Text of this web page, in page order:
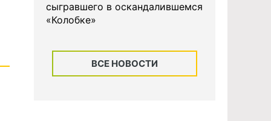
сыгравшего в оскандалившемся
«Колобке»
ВСЕ НОВОСТИ